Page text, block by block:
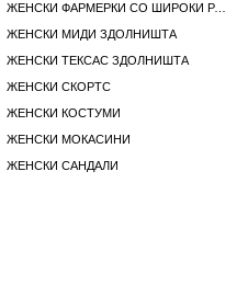
ЖЕНСКИ ФАРМЕРКИ СО ШИРОКИ РАШИРЕНИ ПАНТАЛОНИ
ЖЕНСКИ МИДИ ЗДОЛНИШТА
ЖЕНСКИ ТЕКСАС ЗДОЛНИШТА
ЖЕНСКИ СКОРТС
ЖЕНСКИ КОСТУМИ
ЖЕНСКИ МОКАСИНИ
ЖЕНСКИ САНДАЛИ